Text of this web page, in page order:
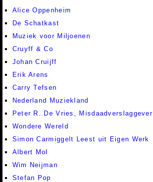
Alice Oppenheim
De Schatkast
Muziek voor Miljoenen
Cruyff & Co
Johan Cruijff
Erik Arens
Carry Tefsen
Nederland Muziekland
Peter R. De Vries, Misdaadverslaggever
Wondere Wereld
Simon Carmiggelt Leest uit Eigen Werk
Albert Mol
Wim Neijman
Stefan Pop